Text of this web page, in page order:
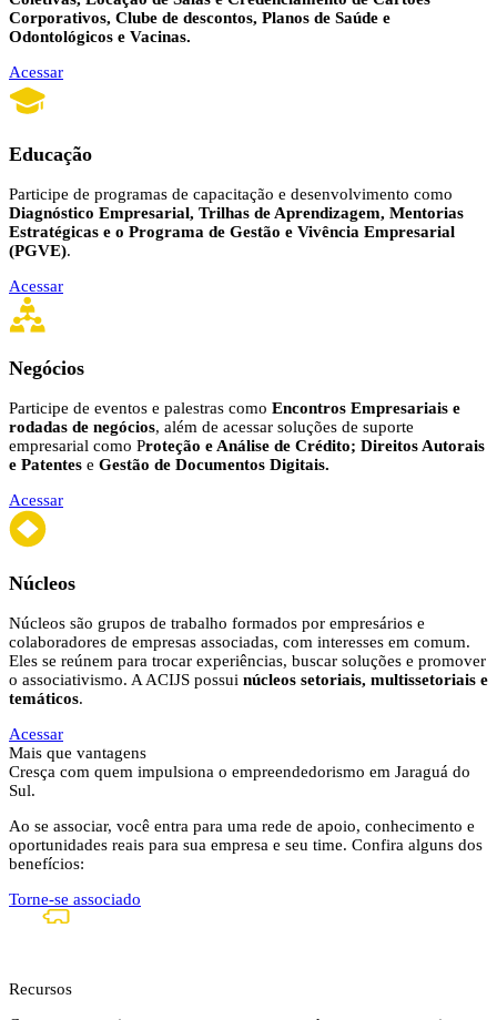
Corporativos, Clube de descontos, Planos de Saúde e
Odontológicos e Vacinas.
Acessar
Educação
Participe de programas de capacitação e desenvolvimento como
Diagnóstico Empresarial, Trilhas de Aprendizagem, Mentorias
Estratégicas e o Programa de Gestão e Vivência Empresarial
(PGVE).
Acessar
Negócios
Participe de eventos e palestras como Encontros Empresariais e
rodadas de negócios, além de acessar soluções de suporte
empresarial como Proteção e Análise de Crédito; Direitos Autorais
e Patentes e Gestão de Documentos Digitais.
Acessar
Núcleos
Núcleos são grupos de trabalho formados por empresários e
colaboradores de empresas associadas, com interesses em comum.
Eles se reúnem para trocar experiências, buscar soluções e promover
o associativismo. A ACIJS possui núcleos setoriais, multissetoriais e
temáticos.
Acessar
Mais que vantagens
Cresça com quem impulsiona o empreendedorismo em Jaraguá do
Sul.
Ao se associar, você entra para uma rede de apoio, conhecimento e
oportunidades reais para sua empresa e seu time. Confira alguns dos
benefícios:
Torne-se associado
Recursos